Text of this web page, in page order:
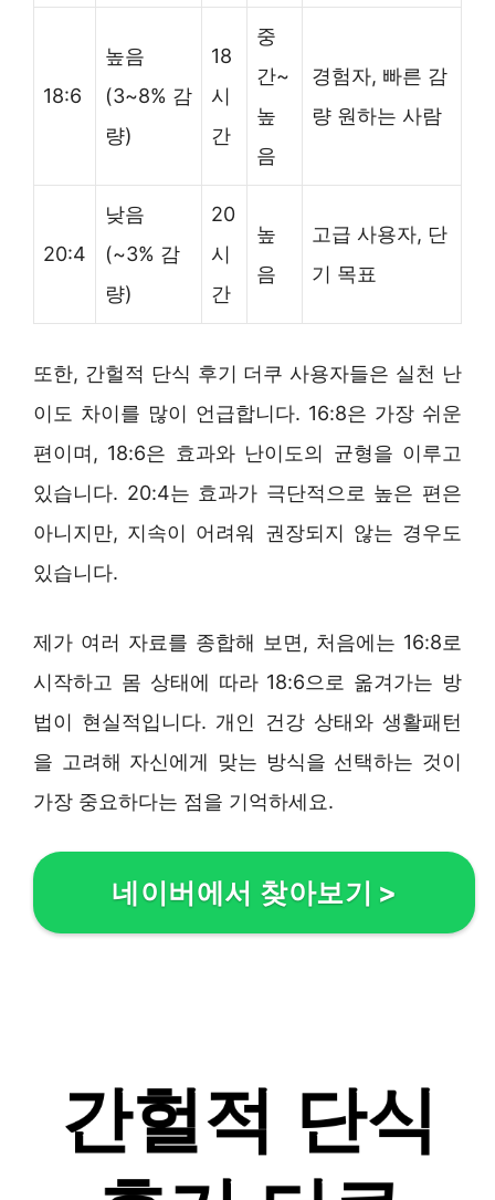
18:6
높음
(3~8% 감
량)
18
시
간
중
간~
높
음
경험자, 빠른 감
량 원하는 사람
20:4
낮음
(~3% 감
량)
20
시
간
높
음
고급 사용자, 단
기 목표
또한, 간헐적 단식 후기 더쿠 사용자들은 실천 난
이도 차이를 많이 언급합니다. 16:8은 가장 쉬운
편이며, 18:6은 효과와 난이도의 균형을 이루고
있습니다. 20:4는 효과가 극단적으로 높은 편은
아니지만, 지속이 어려워 권장되지 않는 경우도
있습니다.
제가 여러 자료를 종합해 보면, 처음에는 16:8로
시작하고 몸 상태에 따라 18:6으로 옮겨가는 방
법이 현실적입니다. 개인 건강 상태와 생활패턴
을 고려해 자신에게 맞는 방식을 선택하는 것이
가장 중요하다는 점을 기억하세요.
네이버에서 찾아보기 >